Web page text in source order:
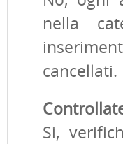
nella
cancellati.
Si,